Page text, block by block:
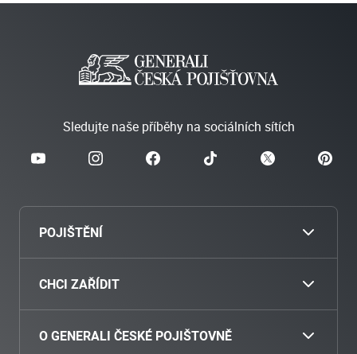
Sledujte naše příběhy na sociálních sítích
POJIŠTĚNÍ
Cestovní
Povinné ručení
CHCI ZAŘÍDIT
Nahlásit škodu
O GENERALI ČESKÉ POJIŠTOVNĚ